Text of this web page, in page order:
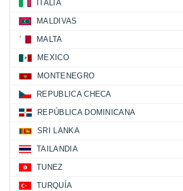
ITALIA
MALDIVAS
MALTA
MEXICO
MONTENEGRO
REPUBLICA CHECA
REPÚBLICA DOMINICANA
SRI LANKA
TAILANDIA
TUNEZ
TURQUÍA